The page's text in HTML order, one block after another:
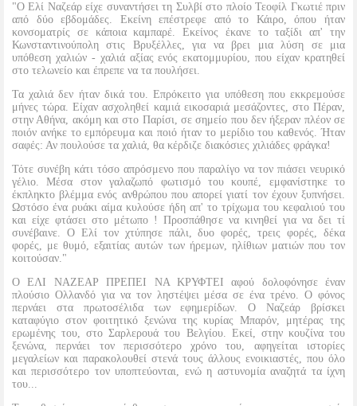
"Ο Ελί Ναζεάρ είχε συναντήσει τη Συλβί στο πλοίο Τεοφίλ Γκωτιέ πριν
από δύο εβδομάδες. Εκείνη επέστρεφε από το Κάιρο, όπου ήταν
κονσοματρίς σε κάποια καμπαρέ. Εκείνος έκανε το ταξίδι απ' την
Κωνσταντινούπολη στις Βρυξέλλες, για να βρει μια λύση σε μια
υπόθεση χαλιών - χαλιά αξίας ενός εκατομμυρίου, που είχαν κρατηθεί
στο τελωνείο και έπρεπε να τα πουλήσει.
Τα χαλιά δεν ήταν δικά του. Επρόκειτο για υπόθεση που εκκρεμούσε
μήνες τώρα. Είχαν ασχοληθεί καμιά εικοσαριά μεσάζοντες, στο Πέραν,
στην Αθήνα, ακόμη και στο Παρίσι, σε σημείο που δεν ήξεραν πλέον σε
ποιόν ανήκε το εμπόρευμα και ποιό ήταν το μερίδιο του καθενός. Ήταν
σαφές: Αν πουλούσε τα χαλιά, θα κέρδιζε διακόσιες χιλιάδες φράγκα!
Τότε συνέβη κάτι τόσο απρόσμενο που παραλίγο να τον πιάσει νευρικό
γέλιο. Mέσα στον γαλαζωπό φωτισμό του κουπέ, εμφανίστηκε το
έκπληκτο βλέμμα ενός ανθρώπου που απορεί γιατί τον έχουν ξυπνήσει.
Ωστόσο ένα ρυάκι αίμα κυλούσε ήδη απ' το τρίχωμα του κεφαλιού του
και είχε φτάσει στο μέτωπο ! Προσπάθησε να κινηθεί για να δει τί
συνέβαινε. Ο Ελί τον χτύπησε πάλι, δυο φορές, τρεις φορές, δέκα
φορές, με θυμό, εξαιτίας αυτών των ήρεμων, ηλίθιων ματιών που τον
κοιτούσαν."
O EΛI ΝΑΖΕAΡ ΠΡΕΠΕΙ ΝA ΚΡΥΦΤΕΙ αφού δολοφόνησε έναν
πλούσιο Ολλανδό για να τον ληστέψει μέσα σε ένα τρένο. Ο φόνος
περνάει στα πρωτοσέλιδα των εφημερίδων. Ο Ναζεάρ βρίσκει
καταφύγιο στον φοιτητικό ξενώνα της κυρίας Μπαρόν, μητέρας της
ερωμένης του, στο Σαρλερουά του Βελγίου. Εκεί, στην κουζίνα του
ξενώνα, περνάει τον περισσότερο χρόνο του, αφηγείται ιστορίες
μεγαλείων και παρακολουθεί στενά τους άλλους ενοικιαστές, που όλο
και περισσότερο τον υποπτεύονται, ενώ η αστυνομία αναζητά τα ίχνη
του...